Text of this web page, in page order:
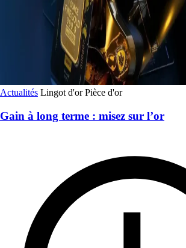
Actualités Lingot d'or Pièce d'or
Gain à long terme : misez sur l’or